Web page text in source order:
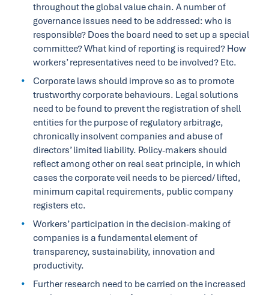
throughout the global value chain. A number of
governance issues need to be addressed: who is
responsible? Does the board need to set up a special
committee? What kind of reporting is required? How
workers’ representatives need to be involved? Etc.
Corporate laws should improve so as to promote
trustworthy corporate behaviours. Legal solutions
need to be found to prevent the registration of shell
entities for the purpose of regulatory arbitrage,
chronically insolvent companies and abuse of
directors’ limited liability. Policy-makers should
reflect among other on real seat principle, in which
cases the corporate veil needs to be pierced/ lifted,
minimum capital requirements, public company
registers etc.
Workers’ participation in the decision-making of
companies is a fundamental element of
transparency, sustainability, innovation and
productivity.
Further research need to be carried on the increased